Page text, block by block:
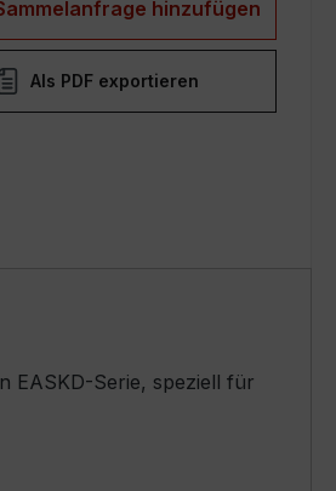
hinzufügen
Als PDF exportieren
EASKD-Serie, speziell für